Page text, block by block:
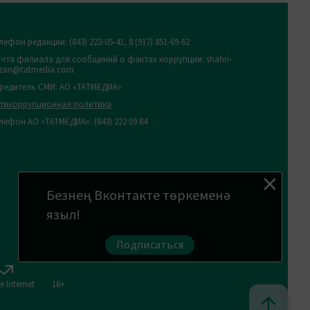
Безнең Вконтакте төркеменә
языл!
Подписаться
редакции: (843) 222-05-41, 8 (917) 851-69-62
филиала для сообщений о фактах коррупции: shahri-
СМИ: АО «ТАТМЕДИА»
политика
АО «ТАТМЕДИА»: (843) 222 09 84
Internet 16+